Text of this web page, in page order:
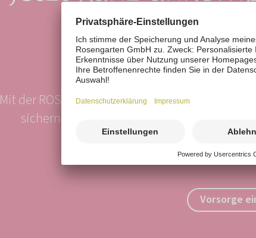
einer
Mit der ROSENGARTEN-Vorsorge
sichern sich bis zu 125 € Zuschuss und
Vorsorge